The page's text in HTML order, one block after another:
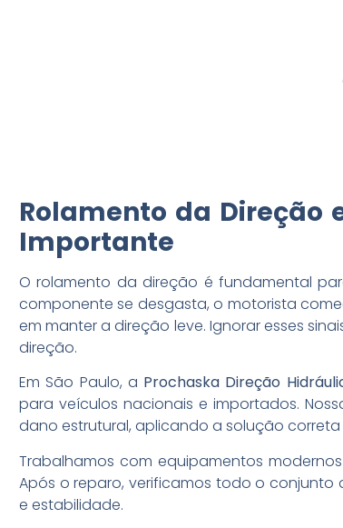
Rolamento da Direção
Importante
O rolamento da direção é fundamental
componente se desgasta, o motorista
em manter a direção leve. Ignorar esses
direção.
Em São Paulo, a Prochaska Direção
para veículos nacionais e importados.
dano estrutural, aplicando a solução
Trabalhamos com equipamentos
Após o reparo, verificamos todo o
e estabilidade.